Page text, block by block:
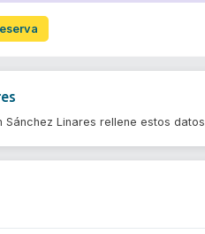
Sánchez Linares rellene estos datos